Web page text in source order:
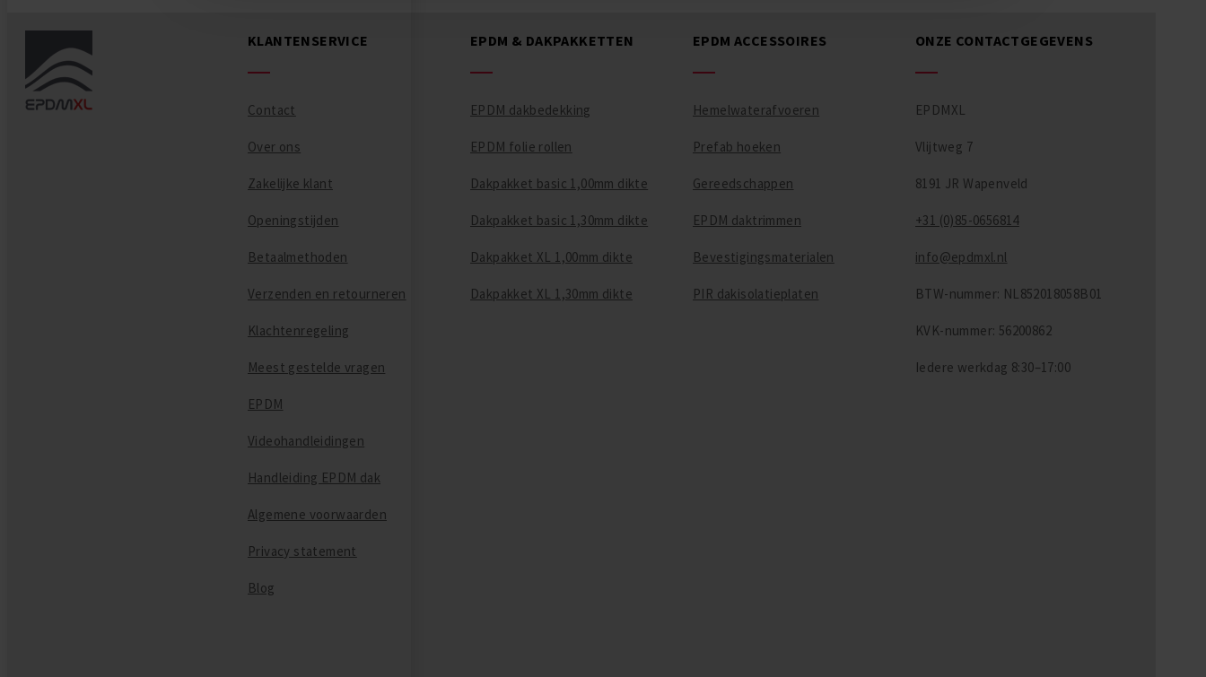
KLANTENSERVICE
Contact
Over ons
Zakelijke klant
Openingstijden
Betaalmethoden
Verzenden en retourneren
Klachtenregeling
Meest gestelde vragen
EPDM
Videohandleidingen
Handleiding EPDM dak
Algemene voorwaarden
Privacy statement
Blog
EPDM & DAKPAKKETTEN
EPDM dakbedekking
EPDM folie rollen
Dakpakket basic 1,00mm dikte
Dakpakket basic 1,30mm dikte
Dakpakket XL 1,00mm dikte
Dakpakket XL 1,30mm dikte
EPDM ACCESSOIRES
Hemelwaterafvoeren
Prefab hoeken
Gereedschappen
EPDM daktrimmen
Bevestigingsmaterialen
PIR dakisolatieplaten
ONZE CONTACTGEGEVENS
EPDMXL
Vlijtweg 7
8191 JR Wapenveld
+31 (0)85-0656814
info@epdmxl.nl
BTW-nummer: NL852018058B01
KVK-nummer: 56200862
Iedere werkdag 8:30–17:00